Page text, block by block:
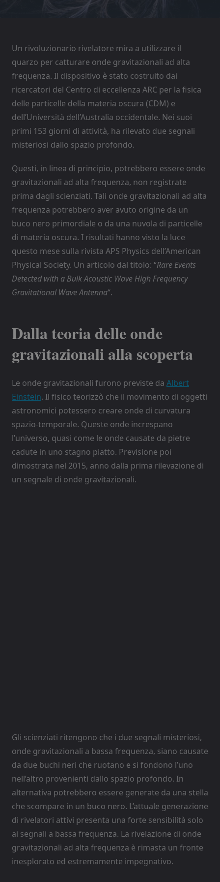
Un rivoluzionario rivelatore mira a utilizzare il
quarzo per catturare onde gravitazionali ad alta
frequenza. Il dispositivo è stato costruito dai
ricercatori del Centro di eccellenza ARC per la fisica
delle particelle della materia oscura (CDM) e
dell’Università dell’Australia occidentale. Nei suoi
primi 153 giorni di attività, ha rilevato due segnali
misteriosi dallo spazio profondo.
Questi, in linea di principio, potrebbero essere onde
gravitazionali ad alta frequenza, non registrate
prima dagli scienziati. Tali onde gravitazionali ad alta
frequenza potrebbero aver avuto origine da un
buco nero primordiale o da una nuvola di particelle
di materia oscura. I risultati hanno visto la luce
questo mese sulla rivista APS Physics dell’American
Physical Society. Un articolo dal titolo: “Rare Events
Detected with a Bulk Acoustic Wave High Frequency
Gravitational Wave Antenna“.
Dalla teoria delle onde
gravitazionali alla scoperta
Le onde gravitazionali furono previste da Albert
Einstein. Il fisico teorizzò che il movimento di oggetti
astronomici potessero creare onde di curvatura
spazio-temporale. Queste onde increspano
l’universo, quasi come le onde causate da pietre
cadute in uno stagno piatto. Previsione poi
dimostrata nel 2015, anno dalla prima rilevazione di
un segnale di onde gravitazionali.
Gli scienziati ritengono che i due segnali misteriosi,
onde gravitazionali a bassa frequenza, siano causate
da due buchi neri che ruotano e si fondono l’uno
nell’altro provenienti dallo spazio profondo. In
alternativa potrebbero essere generate da una stella
che scompare in un buco nero. L’attuale generazione
di rivelatori attivi presenta una forte sensibilità solo
ai segnali a bassa frequenza. La rivelazione di onde
gravitazionali ad alta frequenza è rimasta un fronte
inesplorato ed estremamente impegnativo.